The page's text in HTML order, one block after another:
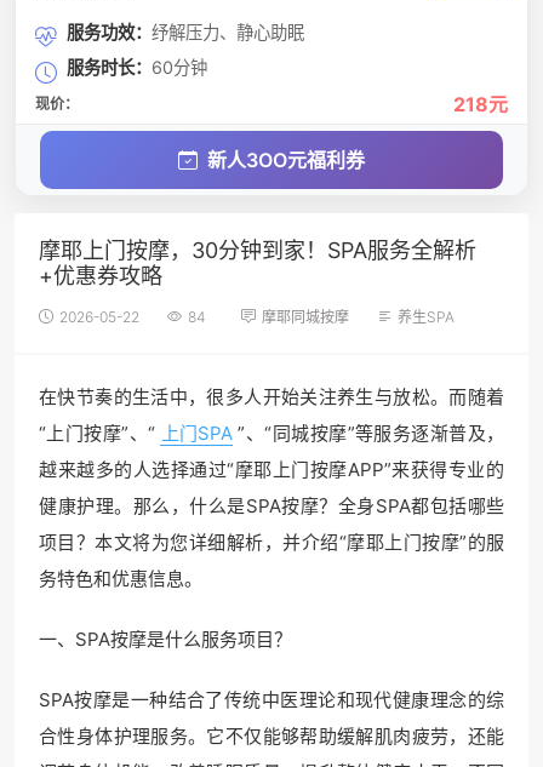
服务功效： 纾解压力、静心助眠
服务时长： 60分钟
现价： 218元
新人3OO元福利券
摩耶上门按摩，30分钟到家！SPA服务全解析
+优惠券攻略
2026-05-22 84 摩耶同城按摩 养生SPA
在快节奏的生活中，很多人开始关注养生与放松。而随着
“上门按摩”、“ 上门SPA ”、“同城按摩”等服务逐渐普及，
越来越多的人选择通过“摩耶上门按摩APP”来获得专业的
健康护理。那么，什么是SPA按摩？全身SPA都包括哪些
项目？本文将为您详细解析，并介绍“摩耶上门按摩”的服
务特色和优惠信息。
一、SPA按摩是什么服务项目？
SPA按摩是一种结合了传统中医理论和现代健康理念的综
合性身体护理服务。它不仅能够帮助缓解肌肉疲劳，还能